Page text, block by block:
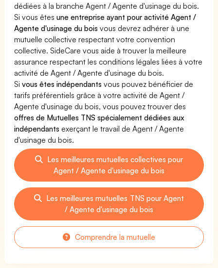
dédiées à la branche Agent / Agente d'usinage du bois.
Si vous êtesune entreprise ayant pour activité Agent /
Agente d'usinage du bois vous devrez adhérer à une
mutuelle collective respectant votre convention
collective. SideCare vous aide à trouver la meilleure
assurance respectant les conditions légales liées à votre
activité de Agent / Agente d'usinage du bois.
Sivous êtes indépendants vous pouvez bénéficier de
tarifs préférentiels grâce à votre activité de Agent /
Agente d'usinage du bois, vous pouvez trouver des
offres de Mutuelles TNS spécialement dédiées aux
indépendants exerçant le travail de Agent / Agente
d'usinage du bois.
Les meilleures mutuelles collectives pour
Agent / Agente d'usinage du bois
Les meilleures mutuelles TNS pour Agent
/ Agente d'usinage du bois
Comprendre la mutuelle